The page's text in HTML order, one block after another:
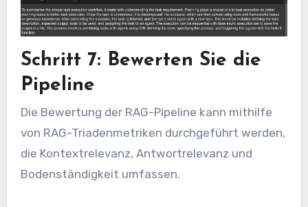
Schritt 7: Bewerten Sie die
Pipeline
Die Bewertung der RAG-Pipeline kann mithilfe
von RAG-Triadenmetriken durchgeführt werden,
die Kontextrelevanz, Antwortrelevanz und
Bodenständigkeit umfassen.